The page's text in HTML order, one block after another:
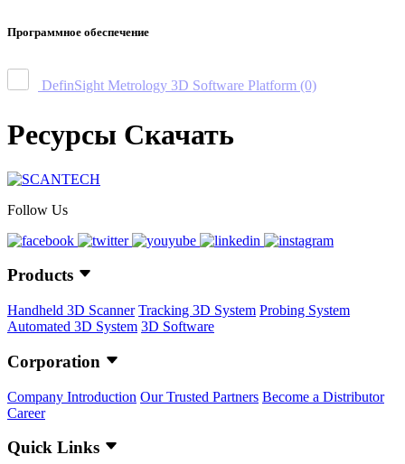
Программное обеспечение
DefinSight Metrology 3D Software Platform (0)
Ресурсы Скачать
Follow Us
Products
Handheld 3D Scanner Tracking 3D System Probing System
Automated 3D System 3D Software
Corporation
Company Introduction Our Trusted Partners Become a Distributor
Career
Quick Links